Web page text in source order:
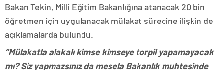
Bakan Tekin, Milli Eğitim Bakanlığına atanacak 20 bin
öğretmen için uygulanacak mülakat sürecine ilişkin de
açıklamalarda bulundu.
“Mülakatla alakalı kimse kimseye torpil yapamayacak
mı? Siz yapmazsınız da mesela Bakanlık muhtesinde